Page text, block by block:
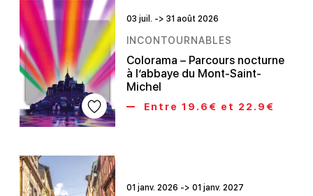
03 juil. -> 31 août 2026
INCONTOURNABLES
Colorama – Parcours nocturne
à l’abbaye du Mont-Saint-
Michel
Entre 19.6€ et 22.9€
01 janv. 2026 -> 01 janv. 2027